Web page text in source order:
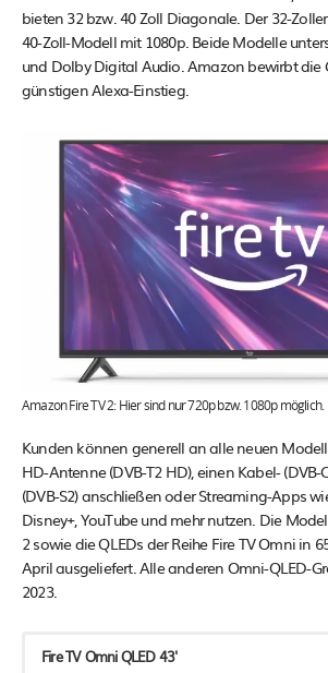
bieten 32 bzw. 40 Zoll Diagonale. Der 32-
40-Zoll-Modell mit 1080p. Beide Modelle
und Dolby Digital Audio. Amazon bewirbt die
günstigen Alexa-Einstieg.
Amazon Fire TV 2: Hier sind nur 720p bzw. 1080p möglich.
Kunden können generell an alle neuen
HD-Antenne (DVB-T2 HD), einen Kabel-
(DVB-S2) anschließen oder Streaming-Apps
Disney+, YouTube und mehr nutzen. Die
2 sowie die QLEDs der Reihe Fire TV Omni in
April ausgeliefert. Alle anderen Omni-QLED-
2023.
Fire TV Omni QLED 43'